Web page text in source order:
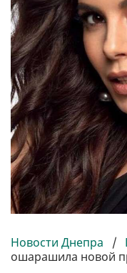
Новости Днепра /
ошарашила новой